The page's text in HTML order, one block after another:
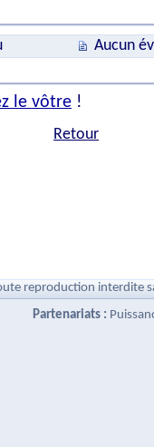
Aucun
le vôtre !
Retour
reproduction interdite
Partenariats :